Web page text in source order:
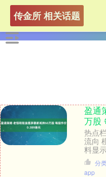
传金所 相关话题
盈通
万股
热点
流向
料显
（分
app